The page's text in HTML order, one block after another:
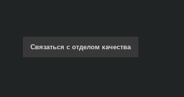
Связаться с отделом качества